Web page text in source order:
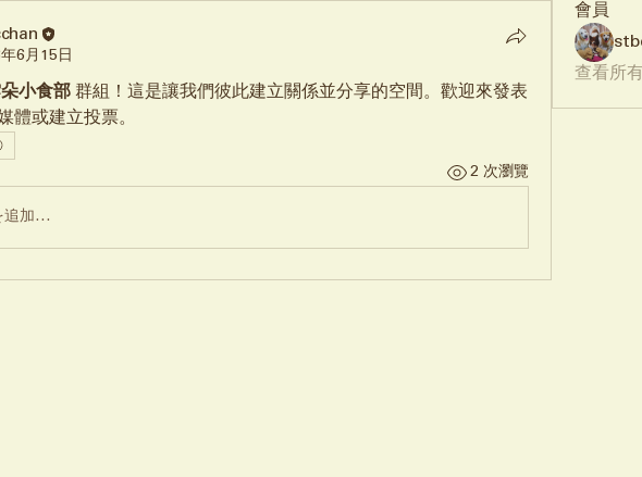
6月15日
小食部 群組！這是讓我們彼此建立關係並分享的空間。歡迎來發表
體或建立投票。
2 次瀏覽
追加…
會員
查看所